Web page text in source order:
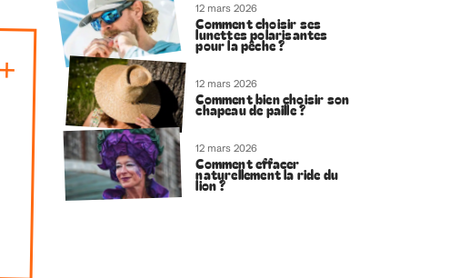
12 mars 2026
Comment choisir ses
lunettes polarisantes
pour la pêche ?
12 mars 2026
Comment bien choisir son
chapeau de paille ?
12 mars 2026
Comment effacer
naturellement la ride du
lion ?